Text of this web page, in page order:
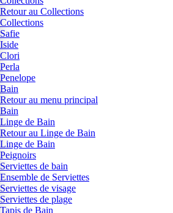
Retour au Collections
Collections
Safie
Iside
Clori
Perla
Penelope
Bain
Retour au menu principal
Bain
Linge de Bain
Retour au Linge de Bain
Linge de Bain
Peignoirs
Serviettes de bain
Ensemble de Serviettes
Serviettes de visage
Serviettes de plage
Tapis de Bain